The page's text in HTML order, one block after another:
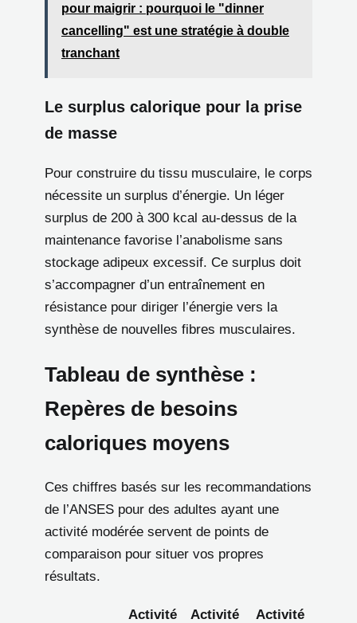
pour maigrir : pourquoi le "dinner
cancelling" est une stratégie à double
tranchant
Le surplus calorique pour la prise
de masse
Pour construire du tissu musculaire, le corps
nécessite un surplus d’énergie. Un léger
surplus de 200 à 300 kcal au-dessus de la
maintenance favorise l’anabolisme sans
stockage adipeux excessif. Ce surplus doit
s’accompagner d’un entraînement en
résistance pour diriger l’énergie vers la
synthèse de nouvelles fibres musculaires.
Tableau de synthèse :
Repères de besoins
caloriques moyens
Ces chiffres basés sur les recommandations
de l’ANSES pour des adultes ayant une
activité modérée servent de points de
comparaison pour situer vos propres
résultats.
Activité
Activité
Activité